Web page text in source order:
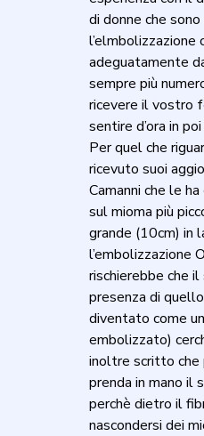
di donne che
adeguatamente
sempre più
ricevere il vostro
sentire d’ora in
Per quel che
ricevuto suoi
Camanni che le
sul mioma più
grande (10cm) in
l’embolizzazione
rischierebbe che
presenza di
diventato come
embolizzato)
inoltre scritto che
prenda in mano il
perchè dietro il
nascondersi dei